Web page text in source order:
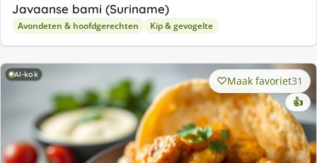
Javaanse bami (Suriname)
Avondeten & hoofdgerechten Kip & gevogelte
AI-kok Maak favoriet31
👍